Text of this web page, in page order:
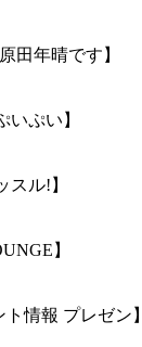
田年晴です】
ぷい】
スル!】
】
情報 プレゼン】